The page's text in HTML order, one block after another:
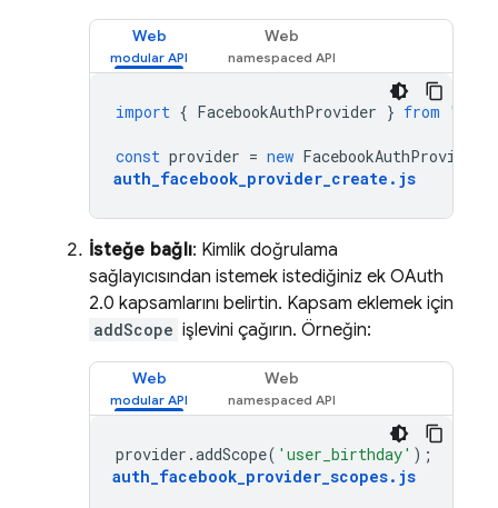
Web Web
import { FacebookAuthProvider } from
const provider = new FacebookAuthProvider
auth_facebook_provider_create . js
İsteğe bağlı: Kimlik doğrulama
sağlayıcısından istemek istediğiniz ek OAuth
2.0 kapsamlarını belirtin. Kapsam eklemek için
addScope işlevini çağırın. Örneğin:
Web Web
provider .addScope( 'user_birthday' );
auth_facebook_provider_scopes. js